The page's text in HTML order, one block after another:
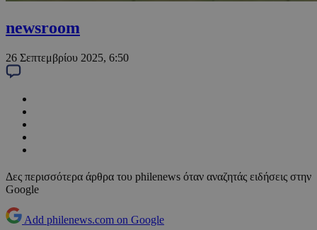
newsroom
26 Σεπτεμβρίου 2025, 6:50
Δες περισσότερα άρθρα του philenews όταν αναζητάς ειδήσεις στην
Google
Add philenews.com on Google